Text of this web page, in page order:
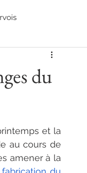
un vin Minervois ?
du
et la
au cours de
amener à la